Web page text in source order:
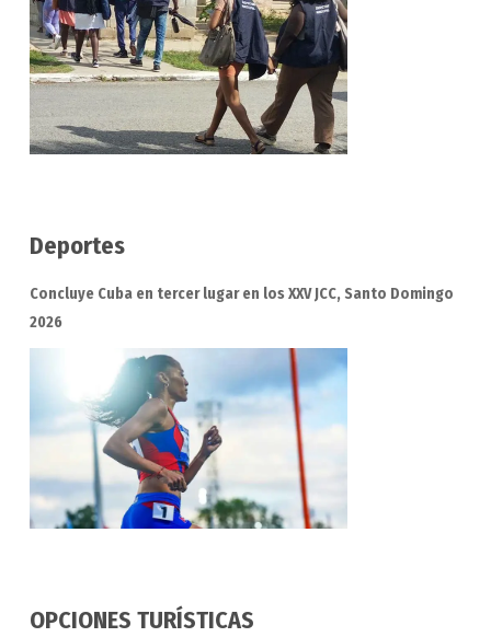
Deportes
Concluye Cuba en tercer lugar en los XXV JCC, Santo Domingo
2026
OPCIONES TURÍSTICAS